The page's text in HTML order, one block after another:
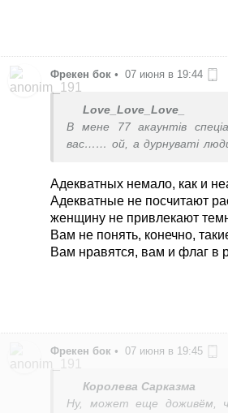
Фрекен бок • 07 июня в 19:44
Love_Love_Love_
В мене 77 акаунтів
вас…… ой, а дурнуваті люди
Адекватных немало, как и
Адекватные не посчитают
женщину не привлекают
Вам не понять, конечно,
Вам нравятся, вам и флаг в
Фрекен бок • 07 июня в 19:45
Королева Сарказма
Ну, может еще доживём,